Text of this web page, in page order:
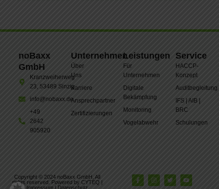
noBaxx
GmbH
Kranzweiherweg
23, 53489 Sinzig
info@nobaxx.de
+49
2642
905920
Unternehmen
Über
Uns
Karriere
Ansprechpartner
Zertifizierungen
Leistungen
Für
Unternehmen
Digitale
Bekämpfung
Monitoring
Vogelabwehr
Service
HACCP-
Konzept
Auditbegleitung
IFS | AIB |
BRC
Schulungen
Copyright © 2024 noBaxx GmbH, All
rights reserved. Powered by CYTEQ |
Impressum | Datenschutz